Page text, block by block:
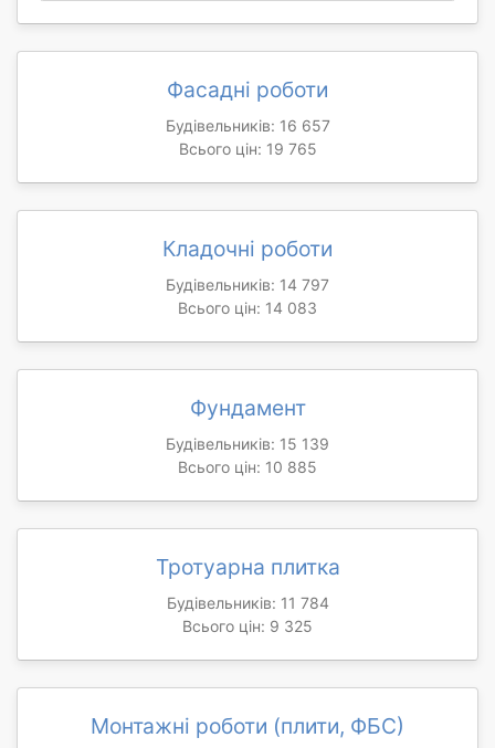
Фасадні роботи
Будівельників: 16 657
Всього цін: 19 765
Кладочні роботи
Будівельників: 14 797
Всього цін: 14 083
Фундамент
Будівельників: 15 139
Всього цін: 10 885
Тротуарна плитка
Будівельників: 11 784
Всього цін: 9 325
Монтажні роботи (плити, ФБС)